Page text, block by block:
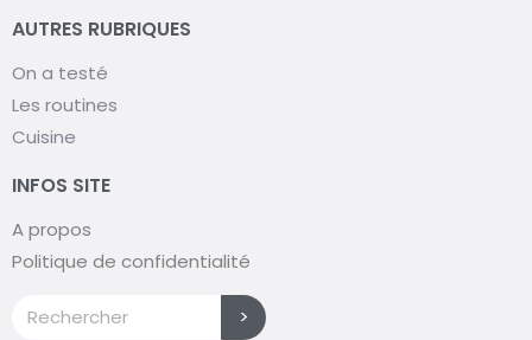
AUTRES RUBRIQUES
On a testé
Les routines
Cuisine
INFOS SITE
A propos
Politique de confidentialité
>